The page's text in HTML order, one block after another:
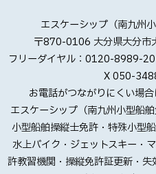
エスケーシップ（南九州
〒870-0106 大分県大分市
フリーダイヤル：0120-8989-
X 050-
お電話がつながりにくい場
エスケーシップ（南九州小型船
小型船舶操縦士免許・特殊小型
水上バイク・ジェットスキー・
許教習機関・操縦免許証更新・